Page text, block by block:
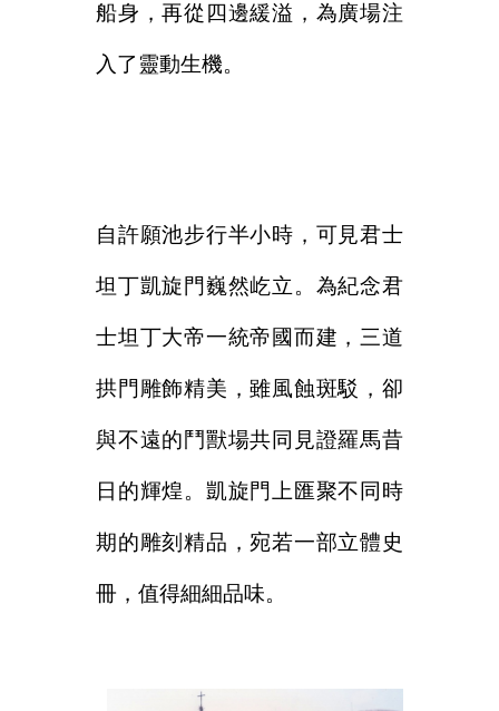
船身，再從四邊緩溢，為廣場注
入了靈動生機。
自許願池步行半小時，可見君士
坦丁凱旋門巍然屹立。為紀念君
士坦丁大帝一統帝國而建，三道
拱門雕飾精美，雖風蝕斑駁，卻
與不遠的鬥獸場共同見證羅馬昔
日的輝煌。凱旋門上匯聚不同時
期的雕刻精品，宛若一部立體史
冊，值得細細品味。